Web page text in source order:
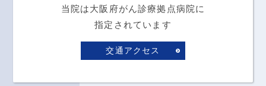
当院は大阪府がん診療拠点病院に
指定されています
交通アクセス